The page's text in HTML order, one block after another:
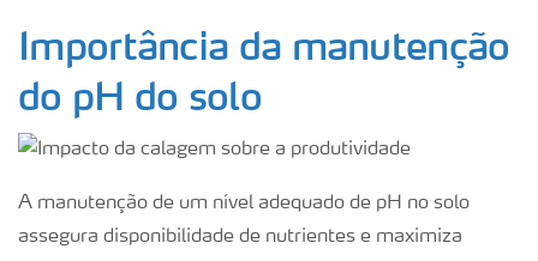
Importância da manutenção
do pH do solo
A manutenção de um nível adequado de pH no solo
assegura disponibilidade de nutrientes e maximiza